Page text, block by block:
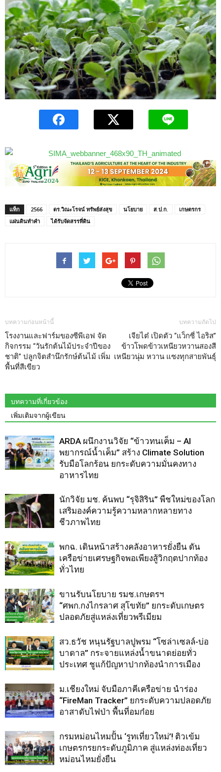
แท็ก 2566 ดร.วิณะโรจน์ ทรัพย์ส่งสุข นโยบาย ส.ป.ก.
เกษตรกร
แผ่นดินทำคำ
ได้รับจัดสรรที่ดิน
บทความก่อนหน้านี้
โรงงานและฟาร์มของซีพีเอฟ จัด
กิจกรรม “วันรักต้นไม้ประจำปีของ
ชาติ” ปลูกจิตสำนึกรักษ์ต้นไม้ เพิ่ม
พื้นที่สีเขียว
บทความถัดไป
เจียไต๋ เปิดตัว “แว็กซี่ ไอริส”
ข้าวโพดข้าวเหนียวหวานสองสี
เหนียวนุ่ม หวาน แซงทุกสายพันธุ์
บทความที่เกี่ยวข้อง
เพิ่มเติมจากผู้เขียน
ARDA ผนึกงานวิจัย “ข้าวทนเค็ม – AI
พยากรณ์น้ำเค็ม” สร้าง Climate Solution
รับมือโลกร้อน ยกระดับความมั่นคงทาง
อาหารไทย
นักวิจัย มช. ค้นพบ “รุจิสิริน” พืชใหม่ของโลก
เสริมองค์ความรู้ความหลากหลายทาง
ชีวภาพไทย
พกฉ. เดินหน้าสร้างคลังอาหารยั่งยืน ดัน
เครือข่ายเศรษฐกิจพอเพียงสู้วิกฤตปากท้อง
ทั่วไทย
ขานรับนโยบาย รมช.เกษตรฯ
“ศพก.กงไกรลาศ สุโขทัย” ยกระดับเกษตร
ปลอดภัยสู่แหล่งเที่ยวพรีเมียม
สว.ธวัช หนุนรัฐบาลปูพรม “โซล่าเซลล์-บ่อ
บาดาล” กระจายแหล่งน้ำขนาดย่อยทั่ว
ประเทศ ชูแก้ปัญหาปากท้องนำการเมือง
ม.เชียงใหม่ จับมือภาคีเครือข่าย นำร่อง
“FireMan Tracker” ยกระดับความปลอดภัย
อาสาดับไฟป่า พื้นที่อมก๋อย
กรมหม่อนไหมปั้น ‘รูทเที่ยวใหม่’! ติวเข้ม
เกษตรกรยกระดับภูมิภาค สู่แหล่งท่องเที่ยว
หม่อนไหมยั่งยืน